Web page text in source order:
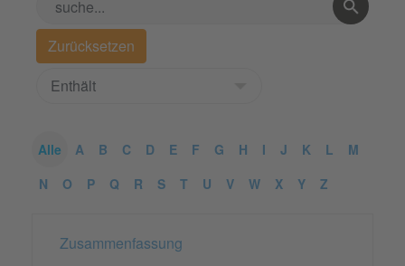
Alle A B C D E F G H I J K L
M
N
O P Q R S T U V W X Y Z
Zusammenfassung